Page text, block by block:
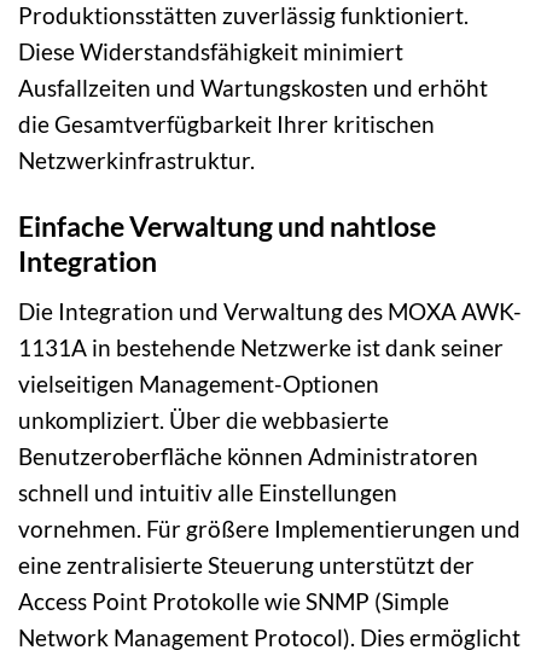
Produktionsstätten zuverlässig funktioniert.
Diese Widerstandsfähigkeit minimiert
Ausfallzeiten und Wartungskosten und erhöht
die Gesamtverfügbarkeit Ihrer kritischen
Netzwerkinfrastruktur.
Einfache Verwaltung und nahtlose
Integration
Die Integration und Verwaltung des MOXA AWK-
1131A in bestehende Netzwerke ist dank seiner
vielseitigen Management-Optionen
unkompliziert. Über die webbasierte
Benutzeroberfläche können Administratoren
schnell und intuitiv alle Einstellungen
vornehmen. Für größere Implementierungen und
eine zentralisierte Steuerung unterstützt der
Access Point Protokolle wie SNMP (Simple
Network Management Protocol). Dies ermöglicht